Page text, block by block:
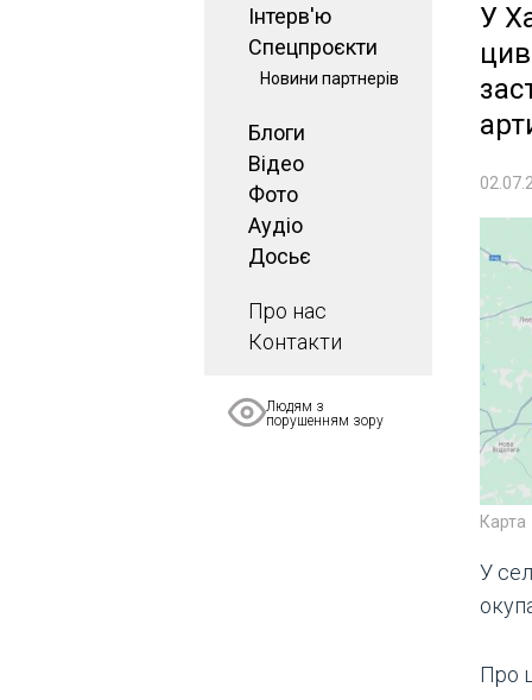
Інтерв'ю
Спецпроєкти
Новини партнерів
Блоги
Відео
Фото
Аудіо
Досьє
Про нас
Контакти
Людям з
порушенням зору
У
Карта
У
Про